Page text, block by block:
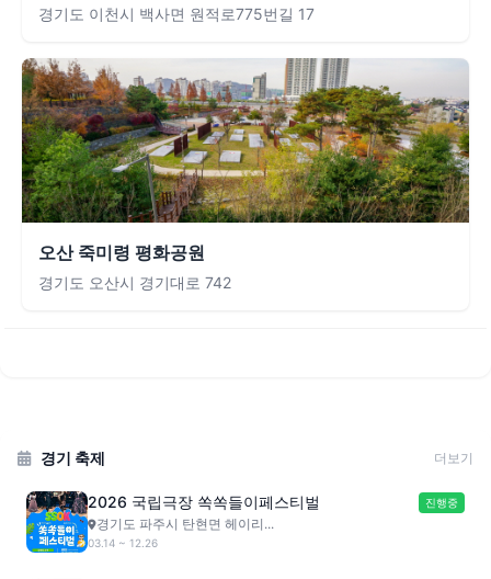
경기도 이천시 백사면 원적로775번길 17
오산 죽미령 평화공원
경기도 오산시 경기대로 742
경기 축제 더보기
2026 국립극장 쏙쏙들이페스티벌 진행중
경기도 파주시 탄현면 헤이리...
03.14 ~ 12.26